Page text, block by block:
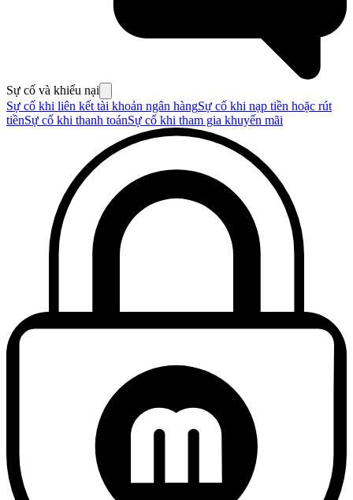
Sự cố và khiếu nại
Sự cố khi liên kết tài khoản ngân hàngSự cố khi nạp tiền hoặc rút
tiềnSự cố khi thanh toánSự cố khi tham gia khuyến mãi